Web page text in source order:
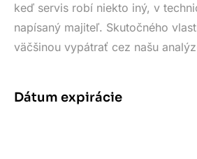
keď servis robí niekto iný, v
napísaný majiteľ. Skutočného
väčšinou vypátrať cez našu
Dátum expirácie